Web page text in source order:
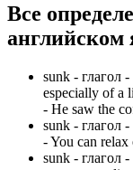
Все
английском
sunk - глагол -
especially of a
- He saw the
sunk - глагол -
-You can relax
sunk - глагол -